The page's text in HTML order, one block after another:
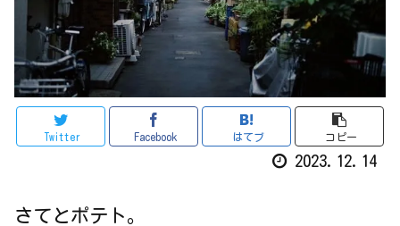
Twitter Facebook はてブ コピー
2023.12.14
さてとポテト。